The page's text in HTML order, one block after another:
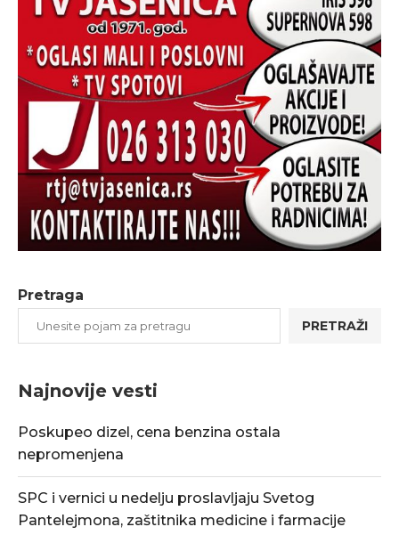
Pretraga
PRETRAŽI
Najnovije vesti
Poskupeo dizel, cena benzina ostala
nepromenjena
SPC i vernici u nedelju proslavljaju Svetog
Pantelejmona, zaštitnika medicine i farmacije